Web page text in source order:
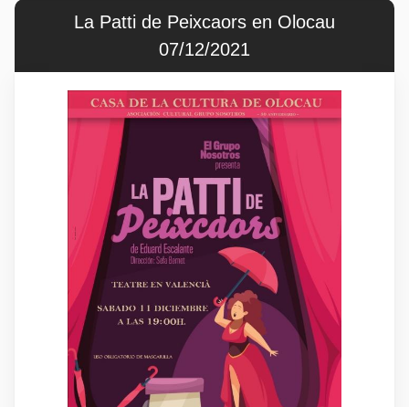
La Patti de Peixcaors en Olocau
07/12/2021